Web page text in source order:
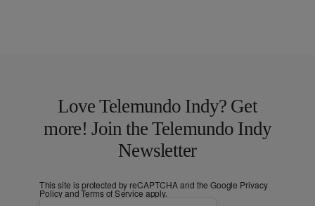
Love Telemundo Indy? Get
more! Join the Telemundo Indy
Newsletter
This site is protected by reCAPTCHA and the Google Privacy
PolicyandTerms of Service apply.